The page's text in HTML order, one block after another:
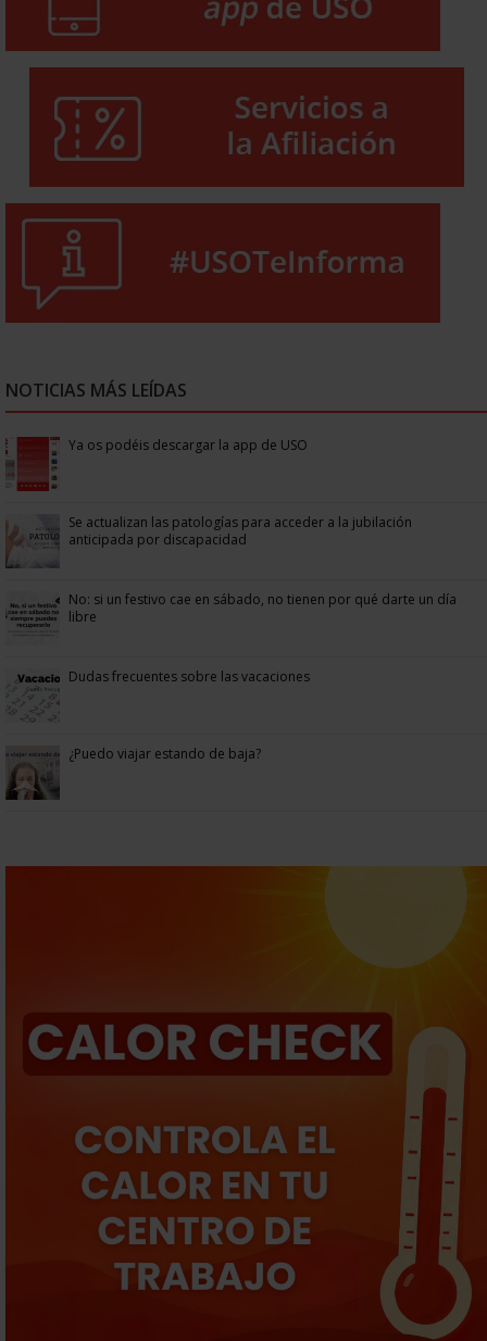
NOTICIAS MÁS LEÍDAS
Ya os podéis descargar la app de USO
Se actualizan las patologías para acceder a la jubilación
anticipada por discapacidad
No: si un festivo cae en sábado, no tienen por qué darte un día
libre
Dudas frecuentes sobre las vacaciones
¿Puedo viajar estando de baja?